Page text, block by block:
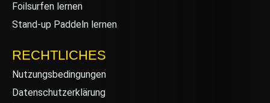
Foilsurfen lernen
Stand-up Paddeln lernen
RECHTLICHES
Nutzungsbedingungen
Datenschutzerklärung